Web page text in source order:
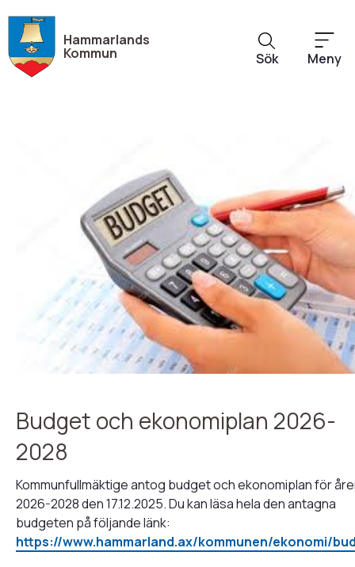
huvudinnehållHammarlands
Kommun Sök Meny
Budget och ekonomiplan 2026-
2028
Kommunfullmäktige antog budget och ekonomiplan för
2026-2028 den 17.12.2025. Du kan läsa hela den antagna
budgeten på följande länk:
https://www.hammarland.ax/kommunen/ekonomi/